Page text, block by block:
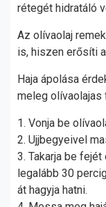
rétegét hidratáló
Az olívaolaj
is, hiszen erősíti
Haja ápolása
meleg
1. Vonja be
2. Ujjbegyeivel
3. Takarja be
legalább 30
át hagyja hatni.